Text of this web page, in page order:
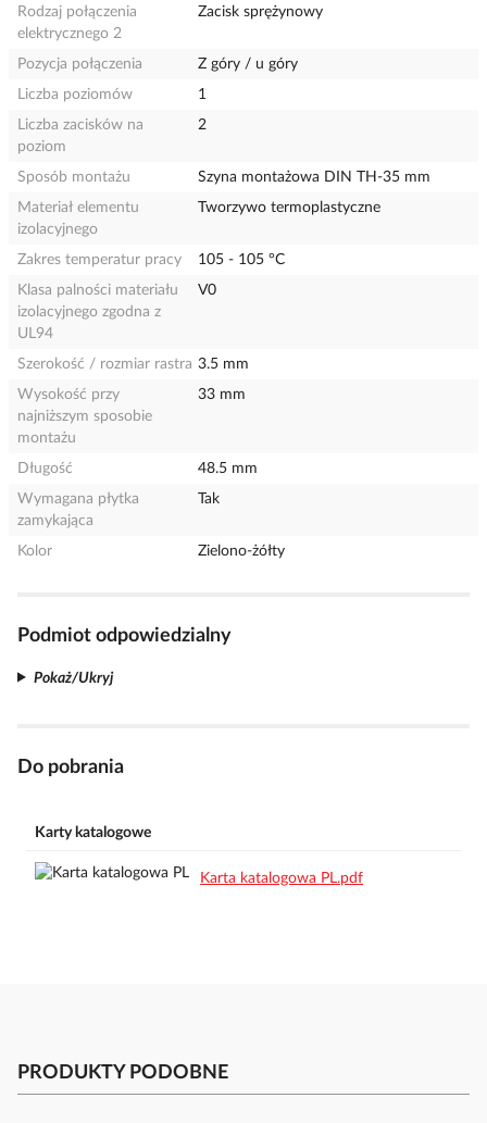
Rodzaj połączenia
elektrycznego 2
Zacisk sprężynowy
Pozycja połączenia
Z góry / u góry
Liczba poziomów
1
Liczba zacisków na
poziom
2
Sposób montażu
Szyna montażowa DIN TH-35 mm
Materiał elementu
izolacyjnego
Tworzywo termoplastyczne
Zakres temperatur pracy
105 - 105 °C
Klasa palności materiału
izolacyjnego zgodna z
UL94
V0
Szerokość / rozmiar rastra 3.5 mm
Wysokość przy
najniższym sposobie
montażu
33 mm
Długość
48.5 mm
Wymagana płytka
zamykająca
Tak
Kolor Zielono-żółty
Podmiot odpowiedzialny
Pokaż/Ukryj
Do pobrania
Karty katalogowe
Karta katalogowa PL.pdf
PRODUKTY PODOBNE